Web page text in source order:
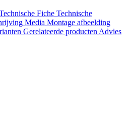
Fiche Technische
Media Montage afbeelding
Gerelateerde producten Advies